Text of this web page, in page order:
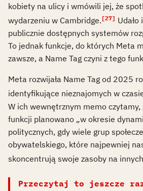
kobiety na ulicy i wmówili jej, że
wydarzeniu w Cambridge. [27]
publicznie dostępnych systemów
To jednak funkcje, do których Meta
zawsze, a Name Tag czyni z tego
Meta rozwijała Name Tag od 2025
identyfikujące nieznajomych w
W ich wewnętrznym memo
funkcji planowano „w okresie
politycznych, gdy wiele grup
obywatelskiego, które najpewniej
skoncentrują swoje zasoby na
Przeczytaj to jeszcze